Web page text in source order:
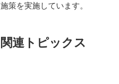
施策を実施しています。
関連トピックス